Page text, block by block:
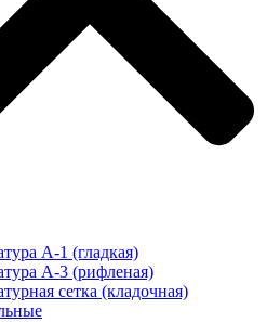
А-1 (гладкая)
А-3 (рифленая)
сетка (кладочная)